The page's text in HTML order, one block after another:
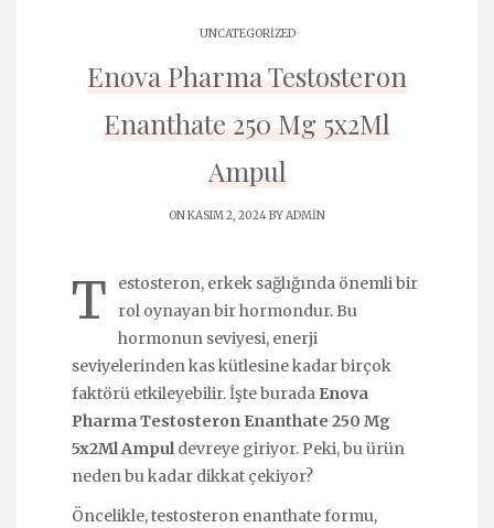
UNCATEGORIZED
Enova Pharma Testosteron
Enanthate 250 Mg 5x2Ml
Ampul
ON KASIM 2, 2024 BYADMIN
T
estosteron, erkek sağlığında önemli bir
rol oynayan bir hormondur. Bu
hormonun seviyesi, enerji
seviyelerinden kas kütlesine kadar birçok
faktörü etkileyebilir. İşte burada Enova
Pharma Testosteron Enanthate 250 Mg
5x2Ml Ampul devreye giriyor. Peki, bu ürün
neden bu kadar dikkat çekiyor?
Öncelikle, testosteron enanthate formu,